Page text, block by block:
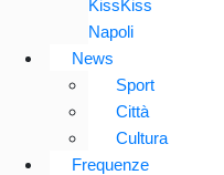
KissKiss
Napoli
News
Sport
Città
Cultura
Frequenze